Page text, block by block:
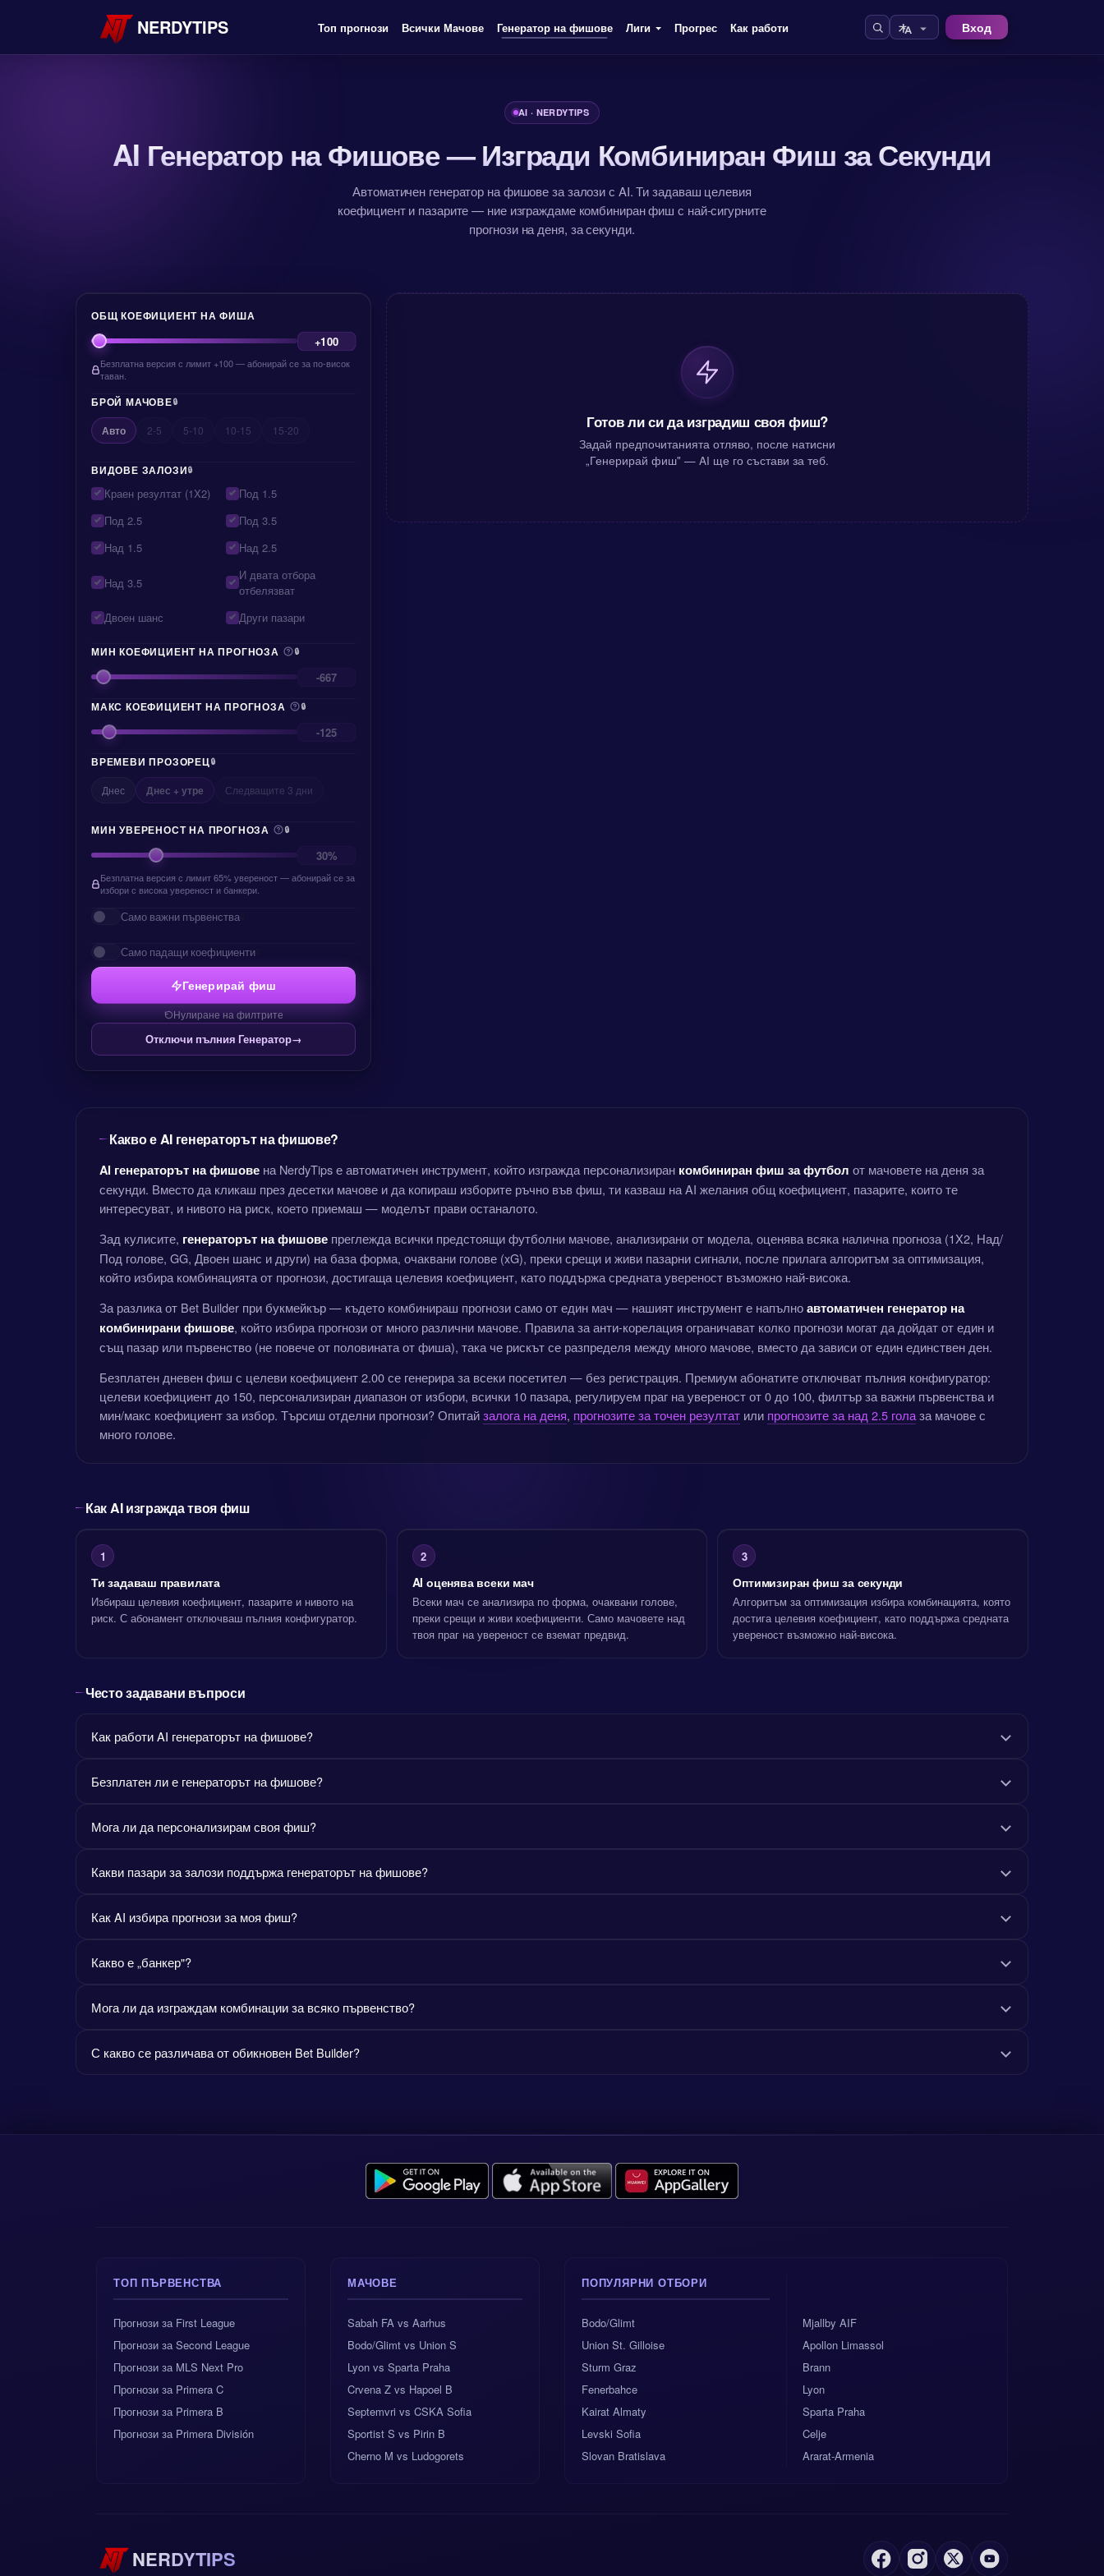
NERDYTIPS Топ прогнози Всички Мачове Генератор на фишове Лиги Прогрес Как работи Вход
AI · NERDYTIPS
AI Генератор на Фишове — Изгради Комбиниран Фиш за Секунди
Автоматичен генератор на фишове за залози с AI. Ти задаваш целевия
коефициент и пазарите — ние изграждаме комбиниран фиш с най-сигурните
прогнози на деня, за секунди.
ОБЩ КОЕФИЦИЕНТ НА ФИША
Безплатна версия с лимит +100 — абонирай се за по-висок
таван.
БРОЙ МАЧОВЕ🔒
Авто 2-5 5-10 10-15 15-20
ВИДОВЕ ЗАЛОЗИ🔒
Краен резултат (1X2)
Под 1.5
Под 2.5
Под 3.5
Над 1.5
Над 2.5
Над 3.5
И двата отбора
отбелязват
Двоен шанс
Други пазари
МИН КОЕФИЦИЕНТ НА ПРОГНОЗА 🔒
МАКС КОЕФИЦИЕНТ НА ПРОГНОЗА 🔒
ВРЕМЕВИ ПРОЗОРЕЦ🔒
Днес Днес + утре Следващите 3 дни
МИН УВЕРЕНОСТ НА ПРОГНОЗА 🔒
Безплатна версия с лимит 65% увереност — абонирай се за
избори с висока увереност и банкери.
Само важни първенства
Само падащи коефициенти
Генерирай фиш
Нулиране на филтрите
Отключи пълния Генератор→
Готов ли си да изградиш своя фиш?
Задай предпочитанията отляво, после натисни
„Генерирай фиш" — AI ще го състави за теб.
Какво е AI генераторът на фишове?
AI генераторът на фишове на NerdyTips е автоматичен инструмент, който изгражда персонализиран комбиниран фиш за футбол от мачовете на деня за
секунди. Вместо да кликаш през десетки мачове и да копираш изборите ръчно във фиш, ти казваш на AI желания общ коефициент, пазарите, които те
интересуват, и нивото на риск, което приемаш — моделът прави останалото.
Зад кулисите, генераторът на фишове преглежда всички предстоящи футболни мачове, анализирани от модела, оценява всяка налична прогноза (1X2, Над/
Под голове, GG, Двоен шанс и други) на база форма, очаквани голове (xG), преки срещи и живи пазарни сигнали, после прилага алгоритъм за оптимизация,
който избира комбинацията от прогнози, достигаща целевия коефициент, като поддържа средната увереност възможно най-висока.
За разлика от Bet Builder при букмейкър — където комбинираш прогнози само от един мач — нашият инструмент е напълно автоматичен генератор на
комбинирани фишове, който избира прогнози от много различни мачове. Правила за анти-корелация ограничават колко прогнози могат да дойдат от един и
същ пазар или първенство (не повече от половината от фиша), така че рискът се разпределя между много мачове, вместо да зависи от един единствен ден.
Безплатен дневен фиш с целеви коефициент 2.00 се генерира за всеки посетител — без регистрация. Премиум абонатите отключват пълния конфигуратор:
целеви коефициент до 150, персонализиран диапазон от избори, всички 10 пазара, регулируем праг на увереност от 0 до 100, филтър за важни първенства и
мин/макс коефициент за избор. Търсиш отделни прогнози? Опитайзалога на деня, прогнозите за точен резултат или прогнозите за над 2.5 голаза мачове с
много голове.
Как AI изгражда твоя фиш
1
Ти задаваш правилата
Избираш целевия коефициент, пазарите и нивото на
риск. С абонамент отключваш пълния конфигуратор.
2
AI оценява всеки мач
Всеки мач се анализира по форма, очаквани голове,
преки срещи и живи коефициенти. Само мачовете над
твоя праг на увереност се вземат предвид.
3
Оптимизиран фиш за секунди
Алгоритъм за оптимизация избира комбинацията, която
достига целевия коефициент, като поддържа средната
увереност възможно най-висока.
Често задавани въпроси
Как работи AI генераторът на фишове?
Безплатен ли е генераторът на фишове?
Мога ли да персонализирам своя фиш?
Какви пазари за залози поддържа генераторът на фишове?
Как AI избира прогнози за моя фиш?
Какво е „банкер"?
Мога ли да изграждам комбинации за всяко първенство?
С какво се различава от обикновен Bet Builder?
ТОП ПЪРВЕНСТВА
Прогнози за First League
Прогнози за Second League
Прогнози за MLS Next Pro
Прогнози за Primera C
Прогнози за Primera B
Прогнози за Primera División
МАЧОВЕ
Sabah FA vs Aarhus
Bodo/Glimt vs Union S
Lyon vs Sparta Praha
Crvena Z vs Hapoel B
Septemvri vs CSKA Sofia
Sportist S vs Pirin B
Cherno M vs Ludogorets
ПОПУЛЯРНИ ОТБОРИ
Bodo/Glimt
Union St. Gilloise
Sturm Graz
Fenerbahce
Kairat Almaty
Levski Sofia
Slovan Bratislava
Mjallby AIF
Apollon Limassol
Brann
Lyon
Sparta Praha
Celje
Ararat-Armenia
NERDYTIPS